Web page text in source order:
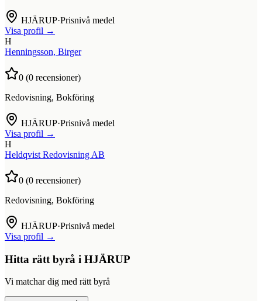
HJÄRUP·Prisnivå medel
Visa profil →
H
Henningsson, Birger
0 (0 recensioner)
Redovisning, Bokföring
HJÄRUP·Prisnivå medel
Visa profil →
H
Heldqvist Redovisning AB
0 (0 recensioner)
Redovisning, Bokföring
HJÄRUP·Prisnivå medel
Visa profil →
Hitta rätt byrå i HJÄRUP
Vi matchar dig med rätt byrå